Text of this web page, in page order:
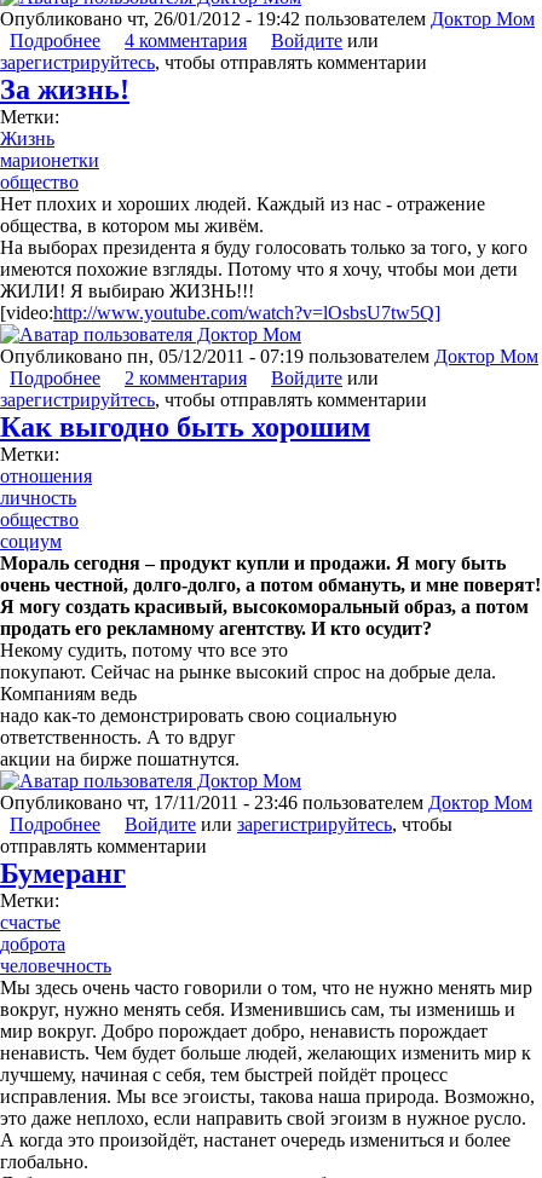
Опубликовано чт, 26/01/2012 - 19:42 пользователем Доктор Мом
Подробнее о Дьявол любил ходить в церковь
4 комментария Войдите или
зарегистрируйтесь, чтобы отправлять комментарии
За жизнь!
Метки:
Жизнь
марионетки
общество
Нет плохих и хороших людей. Каждый из нас - отражение
общества, в котором мы живём.
На выборах президента я буду голосовать только за того, у кого
имеются похожие взгляды. Потому что я хочу, чтобы мои дети
ЖИЛИ! Я выбираю ЖИЗНЬ!!!
[video:http://www.youtube.com/watch?v=lOsbsU7tw5Q]
Опубликовано пн, 05/12/2011 - 07:19 пользователем Доктор Мом
Подробнее о За жизнь!
2 комментария Войдите или
зарегистрируйтесь, чтобы отправлять комментарии
Как выгодно быть хорошим
Метки:
отношения
личность
общество
социум
Мораль сегодня – продукт купли и продажи. Я могу быть
очень честной, долго-долго, а потом обмануть, и мне поверят!
Я могу создать красивый, высокоморальный образ, а потом
продать его рекламному агентству. И кто осудит?
Некому судить, потому что все это
покупают. Сейчас на рынке высокий спрос на добрые дела.
Компаниям ведь
надо как-то демонстрировать свою социальную
ответственность. А то вдруг
акции на бирже пошатнутся.
Опубликовано чт, 17/11/2011 - 23:46 пользователем Доктор Мом
Подробнее о Как выгодно быть хорошим
Войдите или зарегистрируйтесь, чтобы
отправлять комментарии
Бумеранг
Метки:
счастье
доброта
человечность
Мы здесь очень часто говорили о том, что не нужно менять мир
вокруг, нужно менять себя. Изменившись сам, ты изменишь и
мир вокруг. Добро порождает добро, ненависть порождает
ненависть. Чем будет больше людей, желающих изменить мир к
лучшему, начиная с себя, тем быстрей пойдёт процесс
исправления. Мы все эгоисты, такова наша природа. Возможно,
это даже неплохо, если направить свой эгоизм в нужное русло.
А когда это произойдёт, настанет очередь измениться и более
глобально.